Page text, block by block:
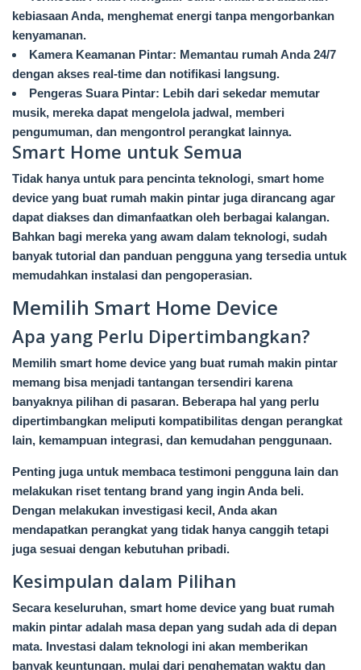
kebiasaan Anda, menghemat energi tanpa mengorbankan
kenyamanan.
Kamera Keamanan Pintar: Memantau rumah Anda 24/7
dengan akses real-time dan notifikasi langsung.
Pengeras Suara Pintar: Lebih dari sekedar memutar
musik, mereka dapat mengelola jadwal, memberi
pengumuman, dan mengontrol perangkat lainnya.
Smart Home untuk Semua
Tidak hanya untuk para pencinta teknologi, smart home
device yang buat rumah makin pintar juga dirancang agar
dapat diakses dan dimanfaatkan oleh berbagai kalangan.
Bahkan bagi mereka yang awam dalam teknologi, sudah
banyak tutorial dan panduan pengguna yang tersedia untuk
memudahkan instalasi dan pengoperasian.
Memilih Smart Home Device
Apa yang Perlu Dipertimbangkan?
Memilih smart home device yang buat rumah makin pintar
memang bisa menjadi tantangan tersendiri karena
banyaknya pilihan di pasaran. Beberapa hal yang perlu
dipertimbangkan meliputi kompatibilitas dengan perangkat
lain, kemampuan integrasi, dan kemudahan penggunaan.
Penting juga untuk membaca testimoni pengguna lain dan
melakukan riset tentang brand yang ingin Anda beli.
Dengan melakukan investigasi kecil, Anda akan
mendapatkan perangkat yang tidak hanya canggih tetapi
juga sesuai dengan kebutuhan pribadi.
Kesimpulan dalam Pilihan
Secara keseluruhan, smart home device yang buat rumah
makin pintar adalah masa depan yang sudah ada di depan
mata. Investasi dalam teknologi ini akan memberikan
banyak keuntungan, mulai dari penghematan waktu dan